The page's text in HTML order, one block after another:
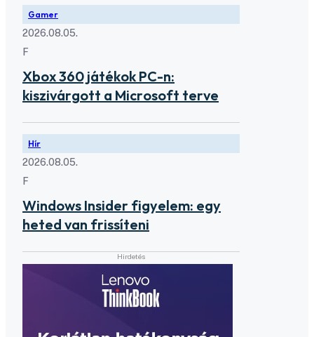
Gamer
2026.08.05.
F
Xbox 360 játékok PC-n:
kiszivárgott a Microsoft terve
Hír
2026.08.05.
F
Windows Insider figyelem: egy
heted van frissíteni